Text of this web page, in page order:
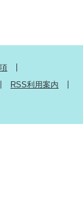
RSS利用案内